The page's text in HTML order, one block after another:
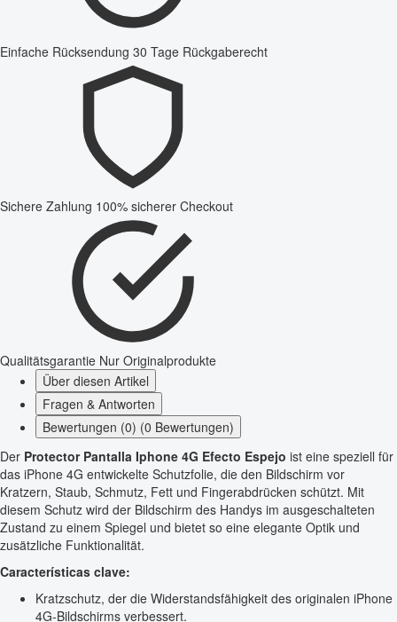
Einfache Rücksendung 30 Tage Rückgaberecht
Sichere Zahlung 100% sicherer Checkout
Qualitätsgarantie Nur Originalprodukte
Über diesen Artikel
Fragen & Antworten
Bewertungen (0) (0 Bewertungen)
Der Protector Pantalla Iphone 4G Efecto Espejo ist eine speziell für
das iPhone 4G entwickelte Schutzfolie, die den Bildschirm vor
Kratzern, Staub, Schmutz, Fett und Fingerabdrücken schützt. Mit
diesem Schutz wird der Bildschirm des Handys im ausgeschalteten
Zustand zu einem Spiegel und bietet so eine elegante Optik und
zusätzliche Funktionalität.
Características clave:
Kratzschutz, der die Widerstandsfähigkeit des originalen iPhone
4G-Bildschirms verbessert.